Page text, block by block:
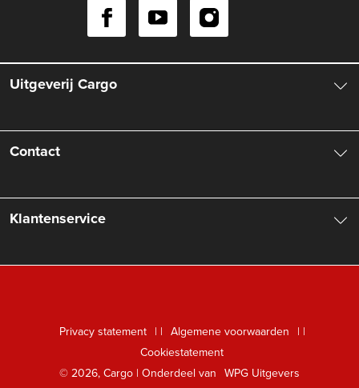
Uitgeverij Cargo
Vacatures
Nieuwsbrief
Contact
Foreign Rights
Klantenservice
Privacy statement | Algemene voorwaarden
|
Cookiestatement
© 2026, Cargo | Onderdeel van WPG Uitgevers